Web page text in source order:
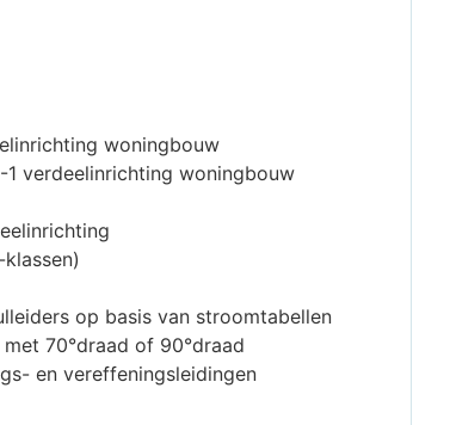
woningbouw
1 verdeelinrichting woningbouw
op basis van stroomtabellen
70°draad of 90°draad
en vereffeningsleidingen